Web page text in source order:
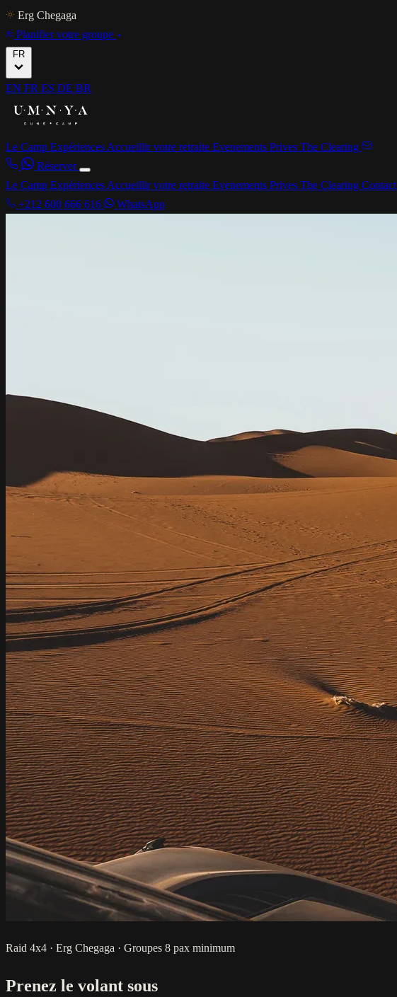
Erg Chegaga
Planifier votre groupe
FR
EN FR ES DE BR
Le Camp Expériences Accueillir votre retraite Evenements Prives The Clearing
Réserver
Le Camp Expériences Accueillir votre retraite Evenements Prives The Clearing Contact
+212 600 666 616
WhatsApp
Raid 4x4 · Erg Chegaga · Groupes 8 pax minimum
Prenez le volant sous